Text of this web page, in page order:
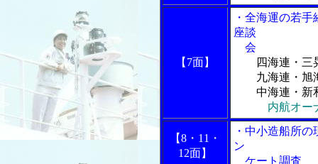
【7面】
・全海運の若
座談
会
四海連・
九海連・旭
中海連・新
内航オー
【8・11・
12面】
・中小造船所
ン
ケート調査